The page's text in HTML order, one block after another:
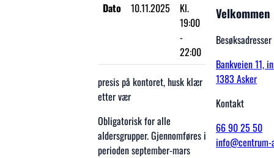
Dato
10.11.2025
Kl.
19:00
-
22:00
presis på kontoret, husk klær
etter vær
Obligatorisk for alle
aldersgrupper. Gjennomføres i
perioden september-mars
Velkommen
Besøksadresser
Bankveien 11,
1383 Asker
Kontakt
66 90 25 50
info@centrum-